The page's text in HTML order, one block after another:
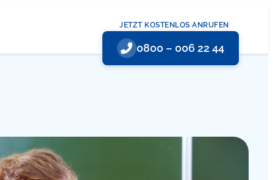
JETZT KOSTENLOS ANRUFEN
0800 – 006 22 44